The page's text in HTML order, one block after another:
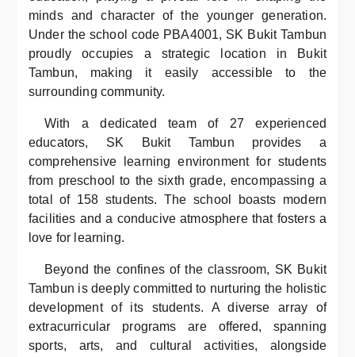
minds and character of the younger generation.
Under the school code PBA4001, SK Bukit Tambun
proudly occupies a strategic location in Bukit
Tambun, making it easily accessible to the
surrounding community.
With a dedicated team of 27 experienced
educators, SK Bukit Tambun provides a
comprehensive learning environment for students
from preschool to the sixth grade, encompassing a
total of 158 students. The school boasts modern
facilities and a conducive atmosphere that fosters a
love for learning.
Beyond the confines of the classroom, SK Bukit
Tambun is deeply committed to nurturing the holistic
development of its students. A diverse array of
extracurricular programs are offered, spanning
sports, arts, and cultural activities, alongside